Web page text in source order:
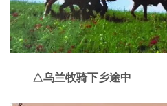
△乌兰牧骑下乡途中